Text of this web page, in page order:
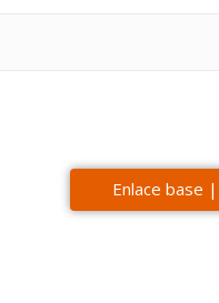
Enlace base